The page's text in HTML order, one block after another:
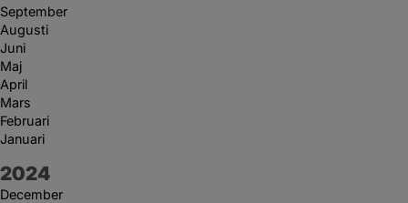
September
Augusti
Juni
Maj
April
Mars
Februari
Januari
År:
2024
December